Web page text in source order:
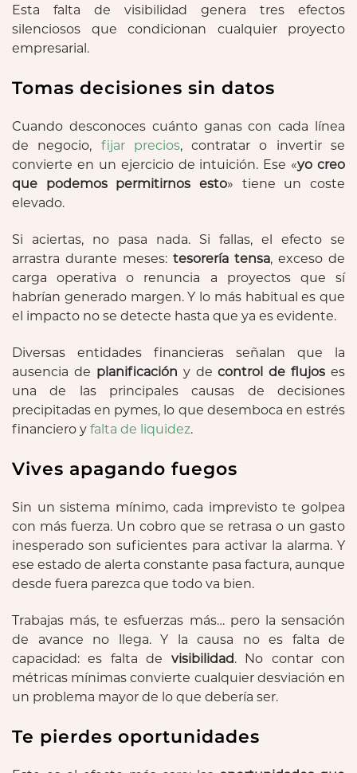
Esta falta de visibilidad genera tres efectos
silenciosos que condicionan cualquier proyecto
empresarial.
Tomas decisiones sin datos
Cuando desconoces cuánto ganas con cada línea
de negocio, fijar precios, contratar o invertir se
convierte en un ejercicio de intuición. Ese «yo creo
que podemos permitirnos esto» tiene un coste
elevado.
Si aciertas, no pasa nada. Si fallas, el efecto se
arrastra durante meses: tesorería tensa, exceso de
carga operativa o renuncia a proyectos que sí
habrían generado margen. Y lo más habitual es que
el impacto no se detecte hasta que ya es evidente.
Diversas entidades financieras señalan que la
ausencia de planificación y decontrol de flujos es
una de las principales causas de decisiones
precipitadas en pymes, lo que desemboca en estrés
financiero y falta de liquidez.
Vives apagando fuegos
Sin un sistema mínimo, cada imprevisto te golpea
con más fuerza. Un cobro que se retrasa o un gasto
inesperado son suficientes para activar la alarma. Y
ese estado de alerta constante pasa factura, aunque
desde fuera parezca que todo va bien.
Trabajas más, te esfuerzas más… pero la sensación
de avance no llega. Y la causa no es falta de
capacidad: es falta de visibilidad. No contar con
métricas mínimas convierte cualquier desviación en
un problema mayor de lo que debería ser.
Te pierdes oportunidades